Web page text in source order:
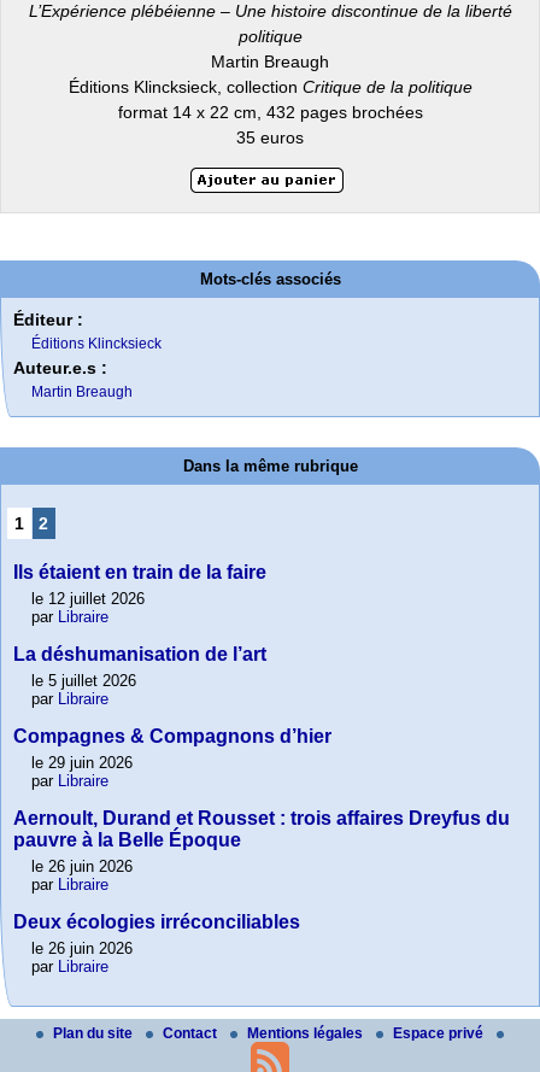
L’Expérience plébéienne – Une histoire discontinue de la liberté
politique
Martin Breaugh
Éditions Klincksieck, collection Critique de la politique
format 14 x 22 cm, 432 pages brochées
35 euros
Mots-clés associés
Éditeur :
Éditions Klincksieck
Auteur.e.s :
Martin Breaugh
Dans la même rubrique
1 2
Ils étaient en train de la faire
le 12 juillet 2026
par Libraire
La déshumanisation de l’art
le 5 juillet 2026
par Libraire
Compagnes & Compagnons d’hier
le 29 juin 2026
par Libraire
Aernoult, Durand et Rousset : trois affaires Dreyfus du
pauvre à la Belle Époque
le 26 juin 2026
par Libraire
Deux écologies irréconciliables
le 26 juin 2026
par Libraire
Plan du site Contact Mentions légales Espace privé